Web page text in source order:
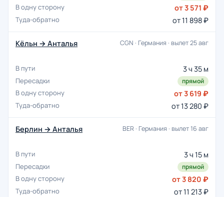
от 3 571 ₽
от 11 898 ₽
Кёльн → Анталья CGN · Германия · вылет 25 авг
3 ч 35 м
прямой
от 3 619 ₽
от 13 280 ₽
Берлин → Анталья BER · Германия · вылет 16 авг
3 ч 15 м
прямой
от 3 820 ₽
от 11 213 ₽